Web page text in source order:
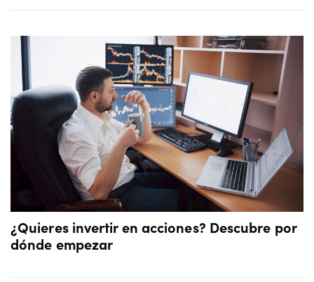
¿Quieres invertir en acciones? Descubre por
dónde empezar